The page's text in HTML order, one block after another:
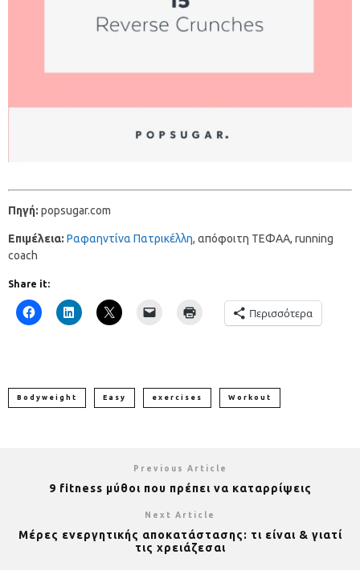
Πηγή: popsugar.com
Eπιμέλεια: Ραφαηντίνα Πατρικέλλη, απόφοιτη ΤΕΦΑΑ, running
coach
Share it:
Περισσότερα
Bodyweight Easy exercises Workout
Previous Article
9 fitness μύθοι που πρέπει να καταρρίψεις
Next Article
Μέρες ενεργητικής αποκατάστασης: τι είναι & γιατί
τις χρειάζεσαι